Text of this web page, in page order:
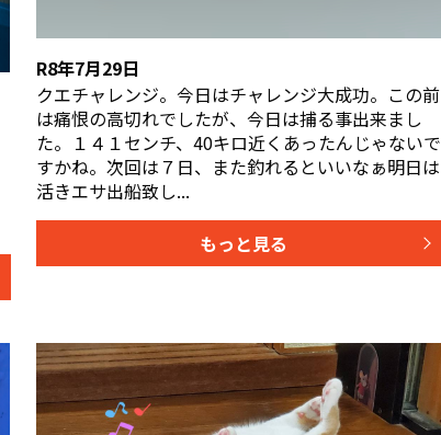
R8年7月29日
クエチャレンジ。今日はチャレンジ大成功。この前
は痛恨の高切れでしたが、今日は捕る事出来まし
た。１４１センチ、40キロ近くあったんじゃないで
すかね。次回は７日、また釣れるといいなぁ明日は
活きエサ出船致し...
もっと見る